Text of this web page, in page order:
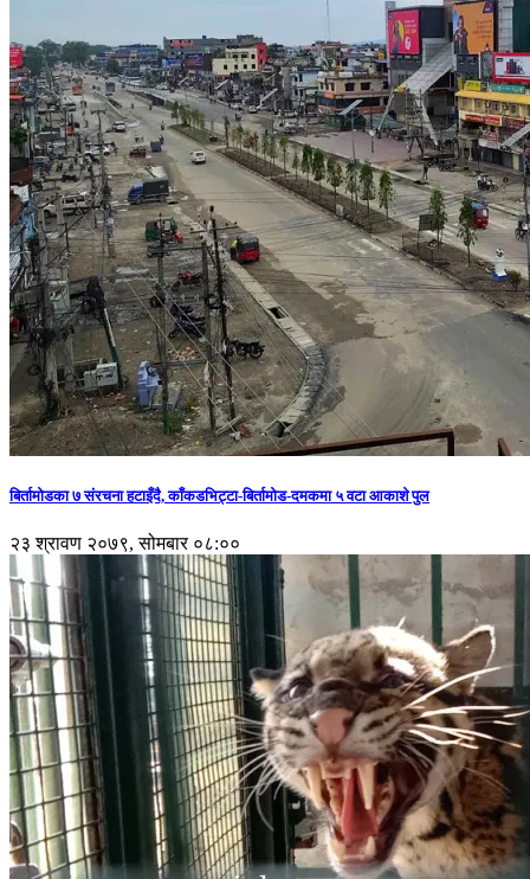
बिर्तामोडका ७ संरचना हटाइँदै, काँकडभिट्टा-बिर्तामोड-दमकमा ५ वटा आकाशे पुल
२३ श्रावण २०७९, सोमबार ०८:००